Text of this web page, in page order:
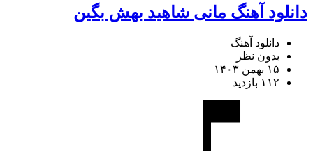
دانلود آهنگ مانی شاهید بهش بگین
دانلود آهنگ
بدون نظر
۱۵ بهمن ۱۴۰۳
۱۱۲ بازدید